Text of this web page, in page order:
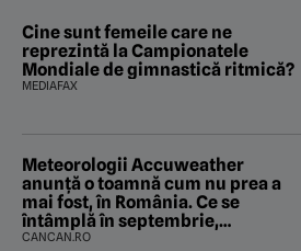
Cine sunt femeile care ne
reprezintă la Campionatele
Mondiale de gimnastică ritmică?
MEDIAFAX
Meteorologii Accuweather
anunță o toamnă cum nu prea a
mai fost, în România. Ce se
întâmplă în septembrie,
octombrie și noiembrie 2026, în
CANCAN.RO